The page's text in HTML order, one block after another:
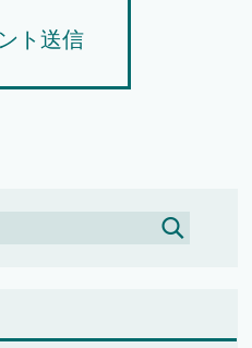
ト送信